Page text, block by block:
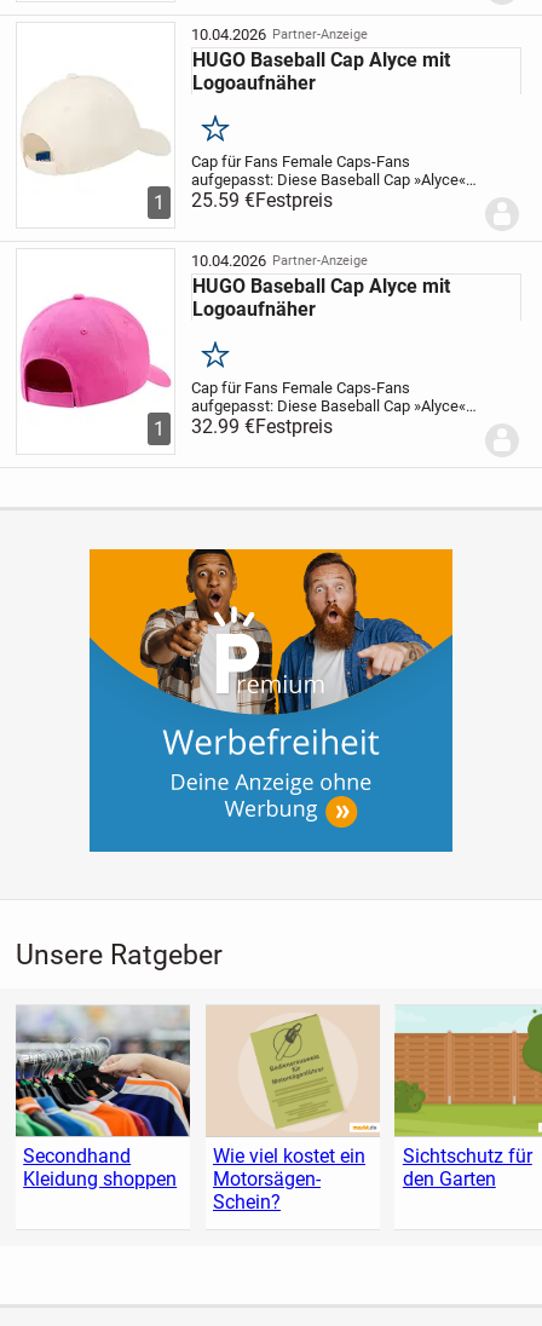
Klemmverschluss...
1
10.04.2026 Partner-Anzeige
HUGO Baseball Cap Alyce mit
Logoaufnäher
Merken
Cap für Fans Female Caps-Fans
aufgepasst: Diese Baseball Cap »Alyce«
von HUGO hat das Potential zum
zukünftigen Lieblings-Accessoire. So
modisch Ausdruck verleihen....
25.59 €Festpreis
1
10.04.2026 Partner-Anzeige
HUGO Baseball Cap Alyce mit
Logoaufnäher
Merken
Cap für Fans Female Caps-Fans
aufgepasst: Diese Baseball Cap »Alyce«
von HUGO hat das Potential zum
zukünftigen Lieblings-Accessoire. So
32.99 €Festpreis
Unsere Ratgeber
Secondhand
Kleidung shoppen
Wie viel kostet ein
Motorsägen-
Schein?
Sichtschutz für
den Garten